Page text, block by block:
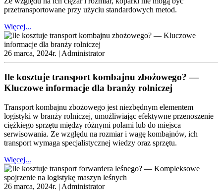
przetransportowane przy użyciu standardowych metod.
Więcej...
26 marca, 2024r. | Administrator
Ile kosztuje transport kombajnu zbożowego? —
Kluczowe informacje dla branży rolniczej
Transport kombajnu zbożowego jest niezbędnym elementem
logistyki w branży rolniczej, umożliwiając efektywne przenoszenie
ciężkiego sprzętu między różnymi polami lub do miejsca
serwisowania. Ze względu na rozmiar i wagę kombajnów, ich
transport wymaga specjalistycznej wiedzy oraz sprzętu.
Więcej...
26 marca, 2024r. | Administrator